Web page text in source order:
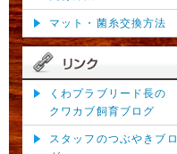
マット・菌糸交換方法
くわプラブリード長の
クワカブ飼育ブログ
スタッフのつぶやきブロ